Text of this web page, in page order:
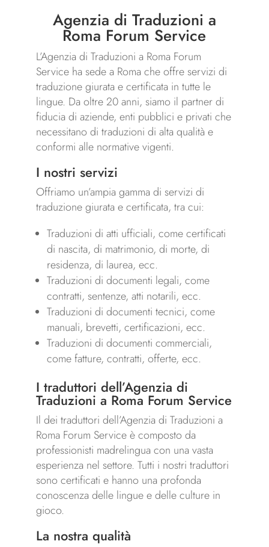
Agenzia di Traduzioni a
Roma Forum Service
L’Agenzia di Traduzioni a Roma Forum
Service ha sede a Roma che offre servizi di
traduzione giurata e certificata in tutte le
lingue. Da oltre 20 anni, siamo il partner di
fiducia di aziende, enti pubblici e privati che
necessitano di traduzioni di alta qualità e
conformi alle normative vigenti.
I nostri servizi
Offriamo un’ampia gamma di servizi di
traduzione giurata e certificata, tra cui:
Traduzioni di atti ufficiali, come certificati
di nascita, di matrimonio, di morte, di
residenza, di laurea, ecc.
Traduzioni di documenti legali, come
contratti, sentenze, atti notarili, ecc.
Traduzioni di documenti tecnici, come
manuali, brevetti, certificazioni, ecc.
Traduzioni di documenti commerciali,
come fatture, contratti, offerte, ecc.
I traduttori dell’Agenzia di
Traduzioni a Roma Forum Service
Il dei traduttori dell’Agenzia di Traduzioni a
Roma Forum Service è composto da
professionisti madrelingua con una vasta
esperienza nel settore. Tutti i nostri traduttori
sono certificati e hanno una profonda
conoscenza delle lingue e delle culture in
gioco.
La nostra qualità